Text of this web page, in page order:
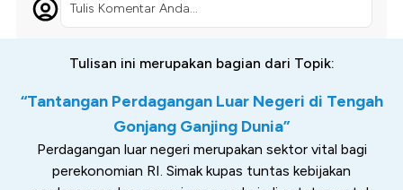
Tulis Komentar Anda...
Tulisan ini merupakan bagian dari Topik:
“Tantangan Perdagangan Luar Negeri di Tengah
Gonjang Ganjing Dunia”
Perdagangan luar negeri merupakan sektor vital bagi
perekonomian RI. Simak kupas tuntas kebijakan